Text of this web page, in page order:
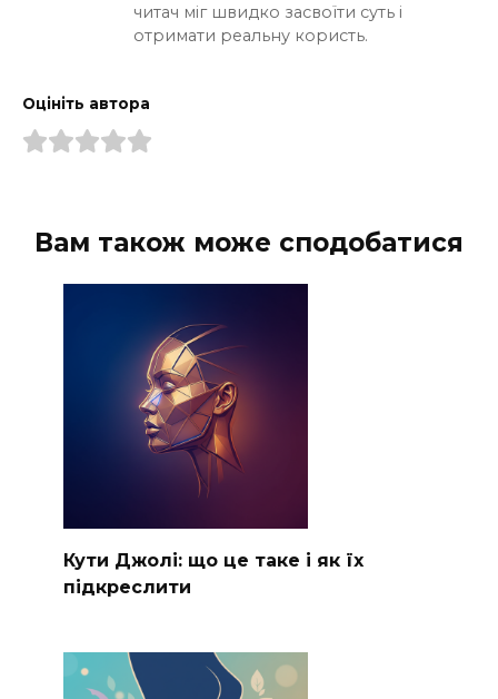
читач міг швидко засвоїти суть і
отримати реальну користь.
Оцініть автора
Вам також може сподобатися
Кути Джолі: що це таке і як їх
підкреслити